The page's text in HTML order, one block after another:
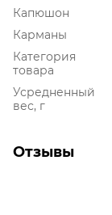
Капюшон
Карманы
Категория
товара
Усредненный
вес, г
Отзывы